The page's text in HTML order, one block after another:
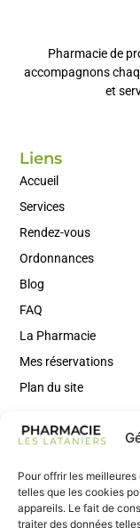
Pour offrir les
telles que les cookies
appareils. Le fait de
traiter des données
Pharmacie de
accompagnons
et
Liens
Accueil
Services
Rendez-vous
Ordonnances
Blog
FAQ
La Pharmacie
Mes réservations
Plan du site
santé, des actus